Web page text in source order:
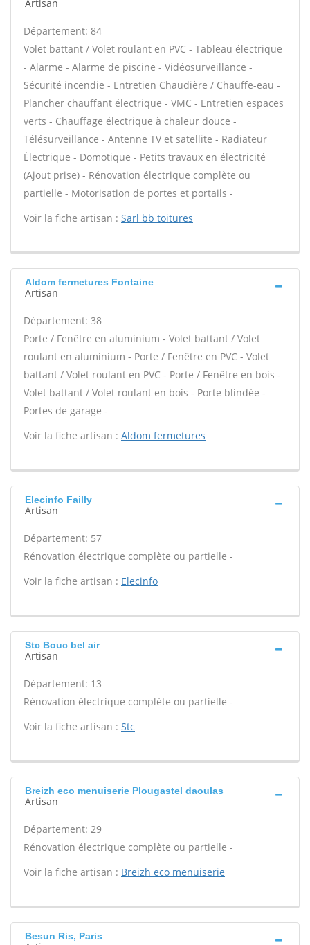
Artisan
Département: 84
Volet battant / Volet roulant en PVC - Tableau électrique
- Alarme - Alarme de piscine - Vidéosurveillance -
Sécurité incendie - Entretien Chaudière / Chauffe-eau -
Plancher chauffant électrique - VMC - Entretien espaces
verts - Chauffage électrique à chaleur douce -
Télésurveillance - Antenne TV et satellite - Radiateur
Électrique - Domotique - Petits travaux en électricité
(Ajout prise) - Rénovation électrique complète ou
partielle - Motorisation de portes et portails -
Voir la fiche artisan : Sarl bb toitures
Aldom fermetures Fontaine
Artisan
Département: 38
Porte / Fenêtre en aluminium - Volet battant / Volet
roulant en aluminium - Porte / Fenêtre en PVC - Volet
battant / Volet roulant en PVC - Porte / Fenêtre en bois -
Volet battant / Volet roulant en bois - Porte blindée -
Portes de garage -
Voir la fiche artisan : Aldom fermetures
Elecinfo Failly
Artisan
Département: 57
Rénovation électrique complète ou partielle -
Voir la fiche artisan : Elecinfo
Stc Bouc bel air
Artisan
Département: 13
Rénovation électrique complète ou partielle -
Voir la fiche artisan : Stc
Breizh eco menuiserie Plougastel daoulas
Artisan
Département: 29
Rénovation électrique complète ou partielle -
Voir la fiche artisan : Breizh eco menuiserie
Besun Ris, Paris